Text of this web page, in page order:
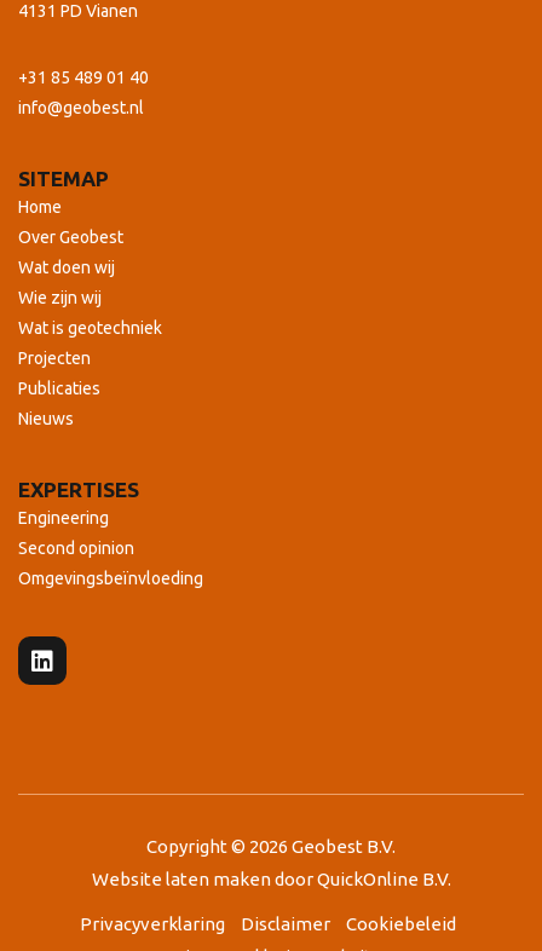
4131 PD Vianen
+31 85 489 01 40
info@geobest.nl
SITEMAP
Home
Over Geobest
Wat doen wij
Wie zijn wij
Wat is geotechniek
Projecten
Publicaties
Nieuws
EXPERTISES
Engineering
Second opinion
Omgevingsbeïnvloeding
Copyright © 2026 Geobest B.V.
Website laten makendoorQuickOnline B.V.
Privacyverklaring Disclaimer
Cookiebeleid